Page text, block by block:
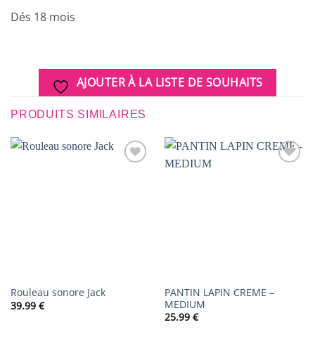
Dés 18 mois
AJOUTER À LA LISTE DE SOUHAITS
PRODUITS SIMILAIRES
Rouleau sonore Jack
39.99 €
PANTIN LAPIN CREME –
MEDIUM
25.99 €